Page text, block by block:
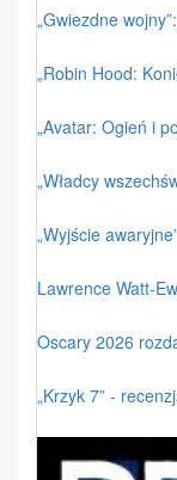
„Gwiezdne
„Robin Hood:
„Avatar: Ogień i
„Władcy
„Wyjście
Lawrence Watt-
Oscary 2026
„Krzyk 7” -